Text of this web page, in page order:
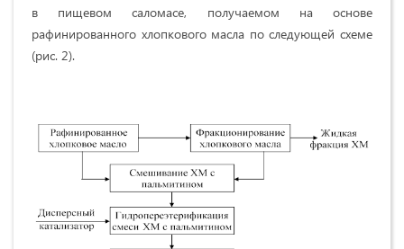
в пищевом саломасе, получаемом на основе
рафинированного хлопкового масла по следующей схеме
(рис. 2).